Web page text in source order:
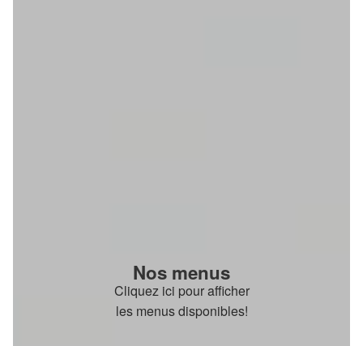
Nos menus
Cliquez ici pour afficher
les menus disponibles!